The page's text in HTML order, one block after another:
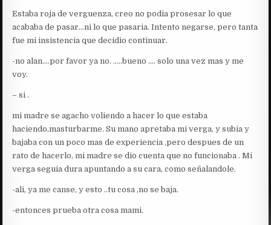
Estaba roja de verguenza, creo no podia prosesar lo que
acababa de pasar…ni lo que pasaria. Intento negarse, pero tanta
fue mi insistencia que decidio continuar.
-no alan….por favor ya no. …..bueno …. solo una vez mas y me
voy.
– si .
mi madre se agacho voliendo a hacer lo que estaba
haciendo,masturbarme. Su mano apretaba mi verga, y subia y
bajaba con un poco mas de experiencia ,pero despues de un
rato de hacerlo, mi madre se dio cuenta que no funcionaba . Mi
verga seguia dura apuntando a su cara, como señalandole.
-ali, ya me canse, y esto ..tu cosa ,no se baja.
-entonces prueba otra cosa mami.